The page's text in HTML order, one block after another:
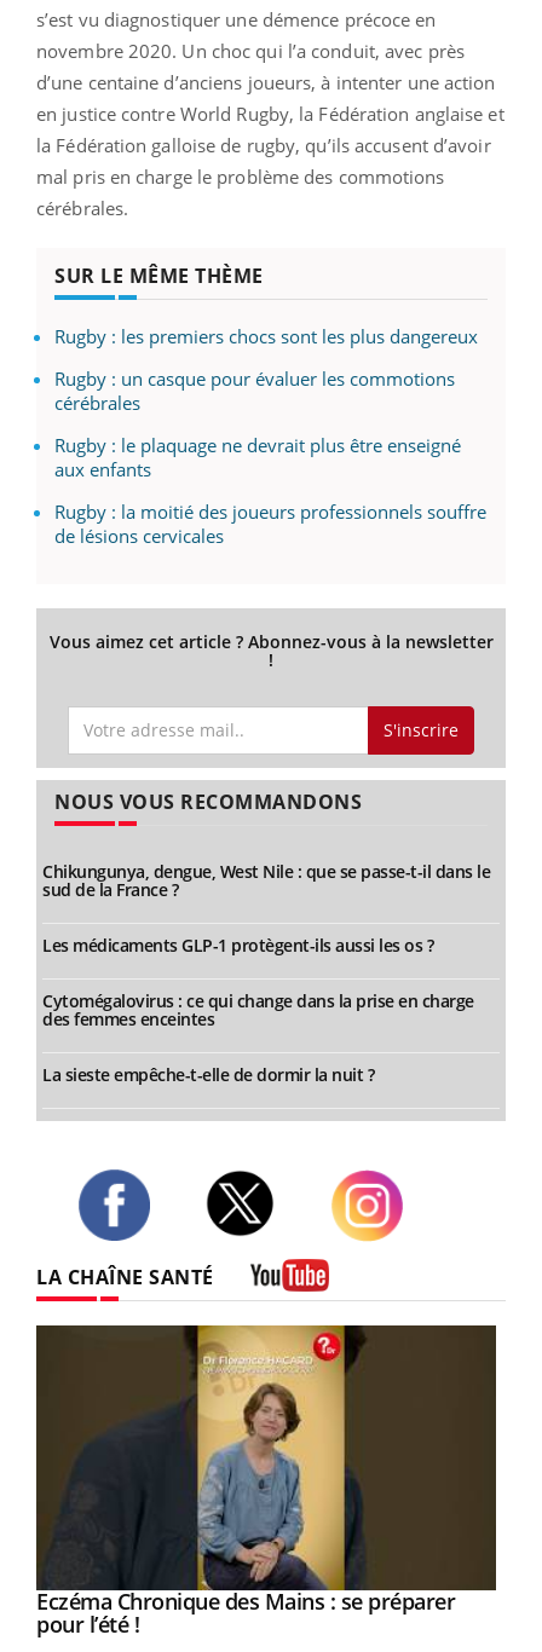
s’est vu diagnostiquer une démence précoce en
novembre 2020. Un choc qui l’a conduit, avec près
d’une centaine d’anciens joueurs, à intenter une action
en justice contre World Rugby, la Fédération anglaise et
la Fédération galloise de rugby, qu’ils accusent d’avoir
mal pris en charge le problème des commotions
cérébrales.
SUR LE MÊME THÈME
Rugby : les premiers chocs sont les plus dangereux
Rugby : un casque pour évaluer les commotions
cérébrales
Rugby : le plaquage ne devrait plus être enseigné
aux enfants
Rugby : la moitié des joueurs professionnels souffre
de lésions cervicales
Vous aimez cet article ? Abonnez-vous à la newsletter
!
S'inscrire
NOUS VOUS RECOMMANDONS
Chikungunya, dengue, West Nile : que se passe-t-il dans le
sud de la France ?
Les médicaments GLP-1 protègent-ils aussi les os ?
Cytomégalovirus : ce qui change dans la prise en charge
des femmes enceintes
La sieste empêche-t-elle de dormir la nuit ?
LA CHAÎNE SANTÉ
Youtube
Eczéma Chronique des Mains : se préparer
pour l’été !Youtube